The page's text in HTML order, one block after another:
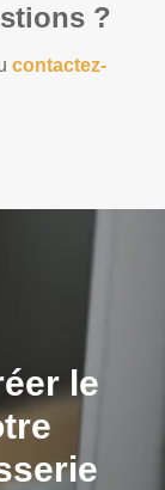
?
contactez-
le